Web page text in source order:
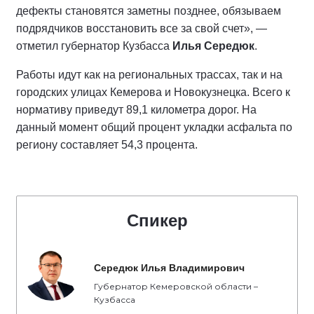
дефекты становятся заметны позднее, обязываем
подрядчиков восстановить все за свой счет», —
отметил губернатор Кузбасса Илья Середюк.
Работы идут как на региональных трассах, так и на
городских улицах Кемерова и Новокузнецка. Всего к
нормативу приведут 89,1 километра дорог. На
данный момент общий процент укладки асфальта по
региону составляет 54,3 процента.
Спикер
Середюк Илья Владимирович
Губернатор Кемеровской области –
Кузбасса